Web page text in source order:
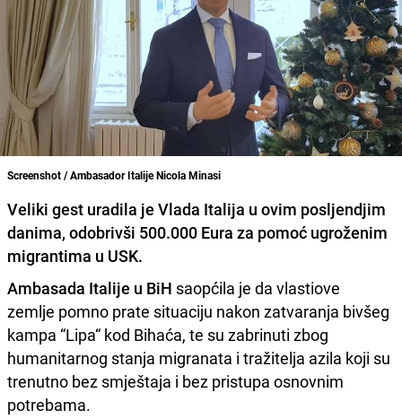
Screenshot / Ambasador Italije Nicola Minasi
Veliki gest uradila je Vlada Italija u ovim posljendjim
danima, odobrivši 500.000 Eura za pomoć ugroženim
migrantima u USK.
Ambasada Italije u BiH saopćila je da vlastiove
zemlje pomno prate situaciju nakon zatvaranja bivšeg
kampa “Lipa“ kod Bihaća, te su zabrinuti zbog
humanitarnog stanja migranata i tražitelja azila koji su
trenutno bez smještaja i bez pristupa osnovnim
potrebama.